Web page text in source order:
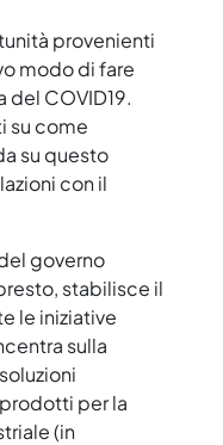
provenienti
modo di fare
del COVID19.
su come
su questo
con il
governo
stabilisce il
le iniziative
sulla
per la
(in